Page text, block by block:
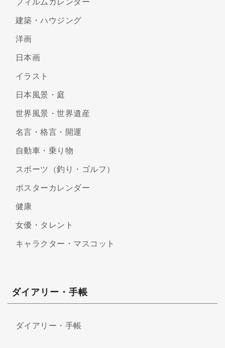
建築・ハウジング
洋画
日本画
イラスト
日本風景・庭
世界風景・世界遺産
名言・格言・開運
自動車・乗り物
スポーツ（釣り・ゴルフ）
ポスターカレンダー
健康
女優・タレント
キャラクター・マスコット
ダイアリー・手帳
ダイアリー・手帳